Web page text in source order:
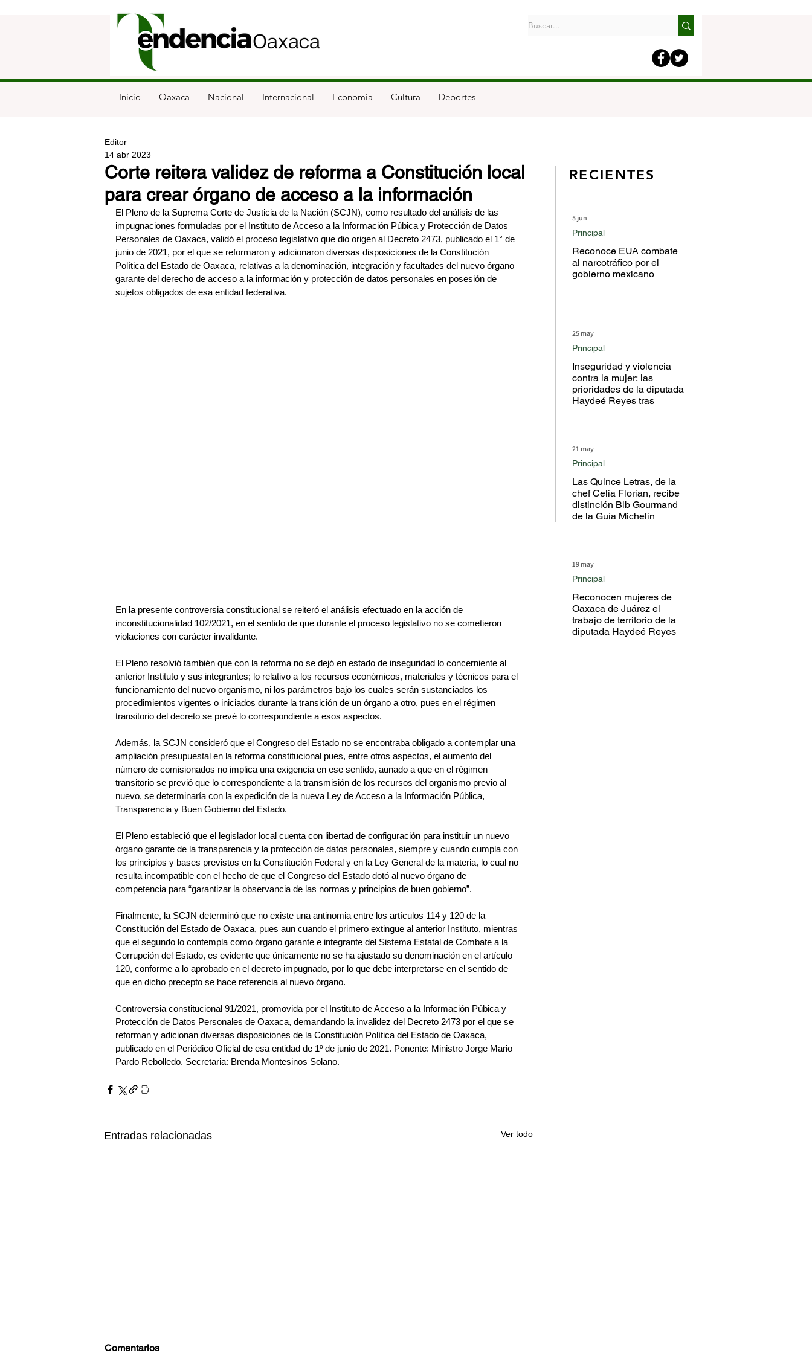
Inicio Oaxaca Nacional Internacional Economía Cultura Deportes
Corte reitera validez de reforma a Constitución local
para crear órgano de acceso a la información
Editor
14 abr 2023
El Pleno de la Suprema Corte de Justicia de la Nación (SCJN), como resultado del análisis de las
impugnaciones formuladas por el Instituto de Acceso a la Información Púbica y Protección de Datos
Personales de Oaxaca, validó el proceso legislativo que dio origen al Decreto 2473, publicado el 1° de
junio de 2021, por el que se reformaron y adicionaron diversas disposiciones de la Constitución
Política del Estado de Oaxaca, relativas a la denominación, integración y facultades del nuevo órgano
garante del derecho de acceso a la información y protección de datos personales en posesión de
sujetos obligados de esa entidad federativa.
En la presente controversia constitucional se reiteró el análisis efectuado en la acción de
inconstitucionalidad 102/2021, en el sentido de que durante el proceso legislativo no se cometieron
violaciones con carácter invalidante.
El Pleno resolvió también que con la reforma no se dejó en estado de inseguridad lo concerniente al
anterior Instituto y sus integrantes; lo relativo a los recursos económicos, materiales y técnicos para el
funcionamiento del nuevo organismo, ni los parámetros bajo los cuales serán sustanciados los
procedimientos vigentes o iniciados durante la transición de un órgano a otro, pues en el régimen
transitorio del decreto se prevé lo correspondiente a esos aspectos.
Además, la SCJN consideró que el Congreso del Estado no se encontraba obligado a contemplar una
ampliación presupuestal en la reforma constitucional pues, entre otros aspectos, el aumento del
número de comisionados no implica una exigencia en ese sentido, aunado a que en el régimen
transitorio se previó que lo correspondiente a la transmisión de los recursos del organismo previo al
nuevo, se determinaría con la expedición de la nueva Ley de Acceso a la Información Pública,
Transparencia y Buen Gobierno del Estado.
El Pleno estableció que el legislador local cuenta con libertad de configuración para instituir un nuevo
órgano garante de la transparencia y la protección de datos personales, siempre y cuando cumpla con
los principios y bases previstos en la Constitución Federal y en la Ley General de la materia, lo cual no
resulta incompatible con el hecho de que el Congreso del Estado dotó al nuevo órgano de
competencia para “garantizar la observancia de las normas y principios de buen gobierno”.
Finalmente, la SCJN determinó que no existe una antinomia entre los artículos 114 y 120 de la
Constitución del Estado de Oaxaca, pues aun cuando el primero extingue al anterior Instituto, mientras
que el segundo lo contempla como órgano garante e integrante del Sistema Estatal de Combate a la
Corrupción del Estado, es evidente que únicamente no se ha ajustado su denominación en el artículo
120, conforme a lo aprobado en el decreto impugnado, por lo que debe interpretarse en el sentido de
que en dicho precepto se hace referencia al nuevo órgano.
Controversia constitucional 91/2021, promovida por el Instituto de Acceso a la Información Púbica y
Protección de Datos Personales de Oaxaca, demandando la invalidez del Decreto 2473 por el que se
reforman y adicionan diversas disposiciones de la Constitución Política del Estado de Oaxaca,
publicado en el Periódico Oficial de esa entidad de 1º de junio de 2021. Ponente: Ministro Jorge Mario
Pardo Rebolledo. Secretaria: Brenda Montesinos Solano.
Entradas relacionadas Ver todo
Comentarios
Reconoce EUA combate
al narcotráfico por el
gobierno mexicano
Principal
5 jun
Inseguridad y violencia
contra la mujer: las
prioridades de la diputada
Haydeé Reyes tras
Principal
25 may
Las Quince Letras, de la
chef Celia Florian, recibe
distinción Bib Gourmand
de la Guía Michelin
Principal
21 may
Reconocen mujeres de
Oaxaca de Juárez el
trabajo de territorio de la
diputada Haydeé Reyes
Principal
19 may
RECIENTES